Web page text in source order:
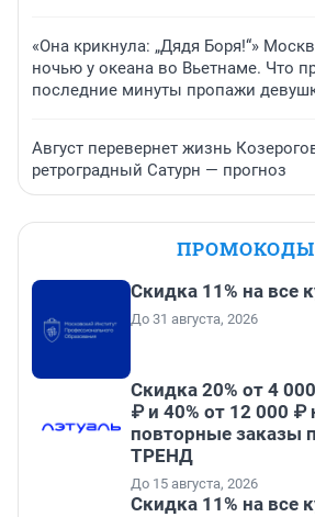
«Она крикнула: „Дядя Боря!“»
ночью у океана во Вьетнаме. Что
последние минуты пропажи
Август перевернет жизнь
ретроградный Сатурн — прогноз
ПРОМОКОДЫ
Скидка 11% на все
До 31 августа, 2026
Скидка 20% от 4
₽ и 40% от 12 000 ₽
повторные заказы
ТРЕНД
До 15 августа, 2026
Скидка 11% на все